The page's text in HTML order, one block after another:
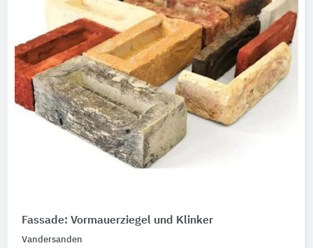
Fassade: Vormauerziegel und Klinker
Vandersanden